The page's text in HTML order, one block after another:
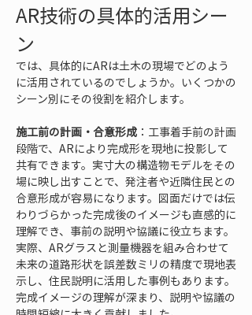
AR技術の具体的活用シー
ン
では、具体的にARは土木の現場でどのよう
に活用されているのでしょうか。いくつかの
シーン別にその役割を紹介します。
施工前の計画・合意形成 ：工事着手前の計画
段階で、ARにより完成形を現地に投影して
共有できます。実寸大の構造物モデルをその
場に映し出すことで、発注者や近隣住民との
合意形成が容易になります。図面だけでは伝
わりづらかった完成後のイメージも直感的に
理解でき、事前の説明や協議に役立ちます。
実際、ARグラスと測量機器を組み合わせて
未来の道路形状を誤差数ミリの精度で現地表
示し、住民説明に活用した事例もあります。
完成イメージの理解が深まり、説明や協議の